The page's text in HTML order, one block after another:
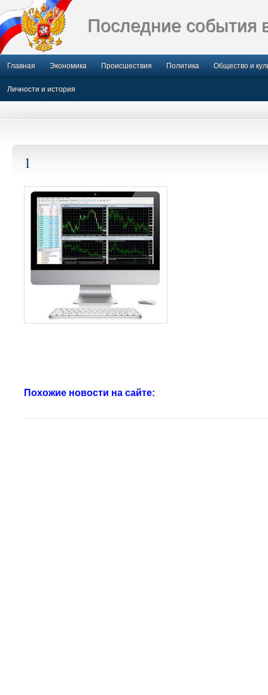
Последние события
Главная Экономика Происшествия Политика Общество и
Личности и история
1
Похожие новости на сайте: